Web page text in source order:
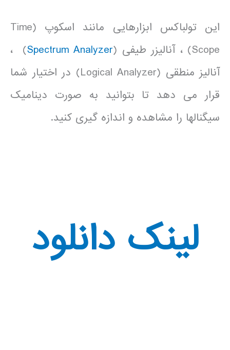
این تولباکس ابزارهایی مانند اسکوپ (Time
Scope) ، آنالیزر طیفی (
Spectrum Analyzer) ،
آنالیز منطقی (Logical Analyzer) در اختیار شما
قرار می دهد تا بتوانید به صورت دینامیک
سیگنالها را مشاهده و اندازه گیری کنید.
لینک دانلود